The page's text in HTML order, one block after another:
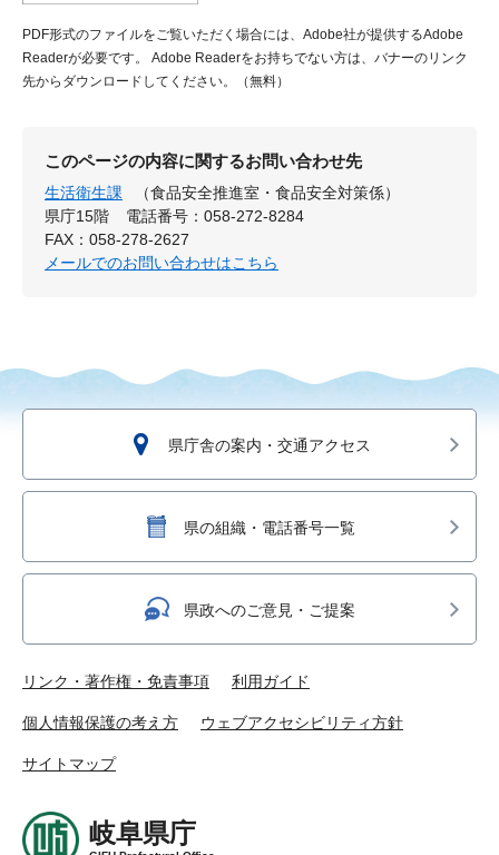
PDF形式のファイルをご覧いただく場合には、Adobe社が提供するAdobe
Readerが必要です。
Adobe Readerをお持ちでない方は、バナーのリンク
先からダウンロードしてください。（無料）
このページの内容に関するお問い合わせ先
生活衛生課
（食品安全推進室・食品安全対策係）
県庁15階
電話番号：058-272-8284
FAX：058-278-2627
メールでのお問い合わせはこちら
県庁舎の案内・交通アクセス
県の組織・電話番号一覧
県政へのご意見・ご提案
リンク・著作権・免責事項 利用ガイド
個人情報保護の考え方 ウェブアクセシビリティ方針
サイトマップ
岐阜県庁